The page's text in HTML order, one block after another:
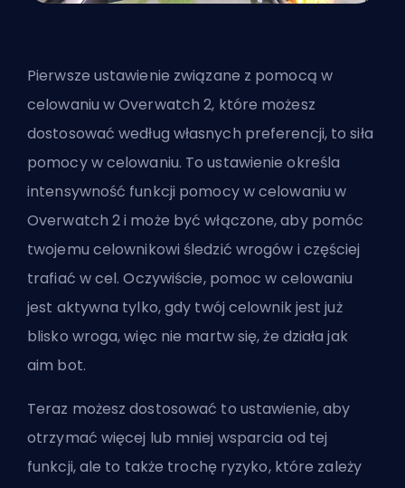
Pierwsze ustawienie związane z pomocą w
celowaniu w Overwatch 2, które możesz
dostosować według własnych preferencji, to siła
pomocy w celowaniu. To ustawienie określa
intensywność funkcji pomocy w celowaniu w
Overwatch 2 i może być włączone, aby pomóc
twojemu celownikowi śledzić wrogów i częściej
trafiać w cel. Oczywiście, pomoc w celowaniu
jest aktywna tylko, gdy twój celownik jest już
blisko wroga, więc nie martw się, że działa jak
aim bot.
Teraz możesz dostosować to ustawienie, aby
otrzymać więcej lub mniej wsparcia od tej
funkcji, ale to także trochę ryzyko, które zależy